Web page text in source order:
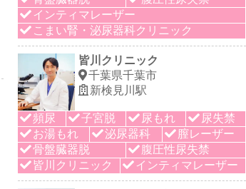
インティマレーザー
こまい腎・泌尿器科クリニック
皆川クリニック
千葉県千葉市
新検見川駅
頻尿 子宮脱 尿もれ
尿失禁
お湯もれ
泌尿器科
膣レーザー
骨盤臓器脱
腹圧性尿失禁
皆川クリニック
インティマレーザー